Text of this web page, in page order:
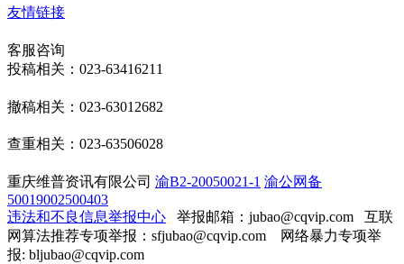
友情链接
客服咨询
投稿相关：023-63416211
撤稿相关：023-63012682
查重相关：023-63506028
重庆维普资讯有限公司 渝B2-20050021-1 渝公网备
50019002500403
违法和不良信息举报中心 举报邮箱：jubao@cqvip.com 互联
网算法推荐专项举报：sfjubao@cqvip.com 网络暴力专项举
报: bljubao@cqvip.com